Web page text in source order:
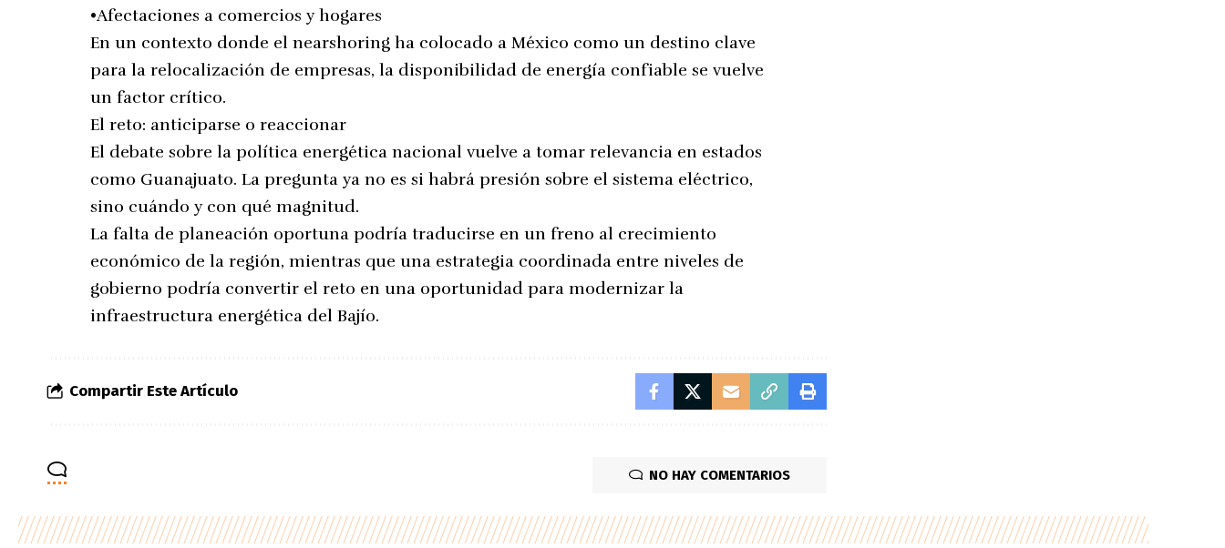
•Afectaciones a comercios y hogares
En un contexto donde el nearshoring ha colocado a México como un destino clave
para la relocalización de empresas, la disponibilidad de energía confiable se vuelve
un factor crítico.
El reto: anticiparse o reaccionar
El debate sobre la política energética nacional vuelve a tomar relevancia en estados
como Guanajuato. La pregunta ya no es si habrá presión sobre el sistema eléctrico,
sino cuándo y con qué magnitud.
La falta de planeación oportuna podría traducirse en un freno al crecimiento
económico de la región, mientras que una estrategia coordinada entre niveles de
gobierno podría convertir el reto en una oportunidad para modernizar la
infraestructura energética del Bajío.
Compartir Este Artículo
NO HAY COMENTARIOS